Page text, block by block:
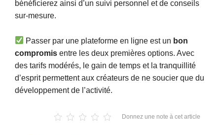
bénéficierez ainsi d’un suivi personnel et de conseils
sur-mesure.
Passer par une plateforme en ligne est un bon
compromis entre les deux premières options. Avec
des tarifs modérés, le gain de temps et la tranquillité
d’esprit permettent aux créateurs de ne soucier que du
développement de l’activité.
Donnez une note à cet article